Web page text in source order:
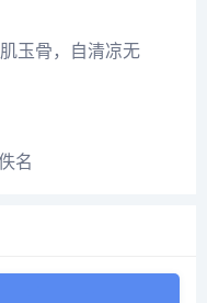
玉骨，自清凉无
名